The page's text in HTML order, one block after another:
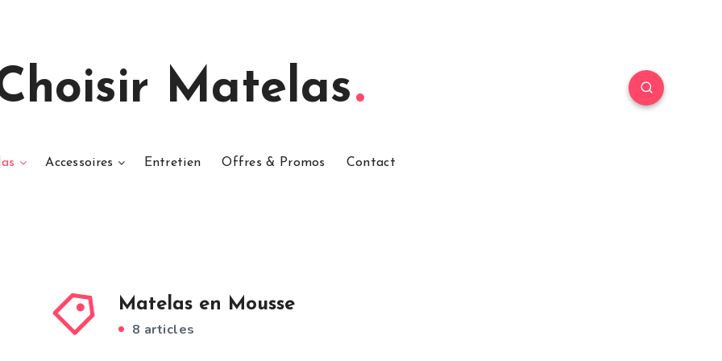
Matelas
Accessoires Entretien Offres & Promos Contact
Matelas en Mousse
8 articles